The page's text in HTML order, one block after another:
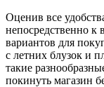
Оценив все
непосредственно
вариантов для
с летних блузок и
такие
покинуть магазин